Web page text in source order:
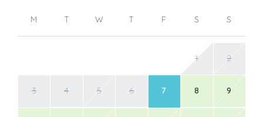
M T W T F S S
1 2
3 4 5 6 7 8 9